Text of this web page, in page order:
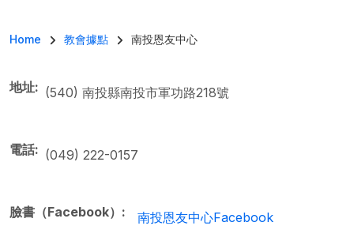
導航連結
Home 教會據點 南投恩友中心
地址 (540) 南投縣南投市軍功路218號
電話 (049) 222-0157
臉書（Facebook） 南投恩友中心Facebook